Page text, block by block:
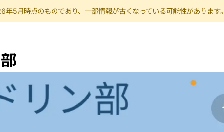
年5月時点のものであり、一部情報が古くなっている可能性がありま